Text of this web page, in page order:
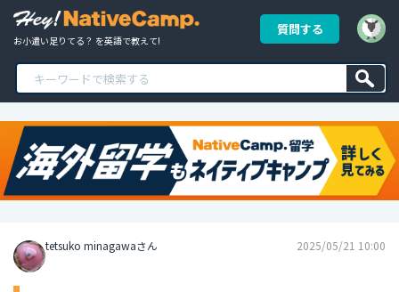
お小遣い足りてる？ を英語で教えて!
質問する
tetsuko minagawaさん 2025/05/21 10:00